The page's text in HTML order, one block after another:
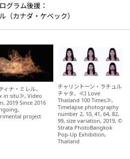
グラム後援：
（カナダ・ケベック）
ィナ・ミレル、
in situ≫, Video
2019 Since 2016
project
チャリントーン・ラチュル
チャタ、≪I Love
Thailand 100 Times≫,
Timelapse photography
number 2, 10, 41, 64, 82,
99, size variation, 2019, ©
Strata PhotoBangkok
Pop-Up Exhibition,
Thailand